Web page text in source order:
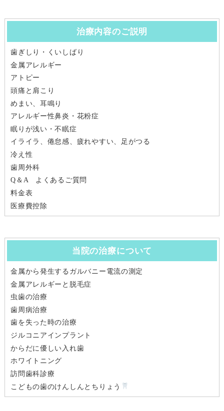
治療内容のご説明
歯ぎしり・くいしばり
金属アレルギー
アトピー
頭痛と肩こり
めまい、耳鳴り
アレルギー性鼻炎・花粉症
眠りが浅い・不眠症
イライラ、倦怠感、疲れやすい、足がつる
冷え性
歯周外科
Q＆A よくあるご質問
料金表
医療費控除
当院の治療について
金属から発生するガルバニー電流の測定
金属アレルギーと脱毛症
虫歯の治療
歯周病治療
歯を失った時の治療
ジルコニアインプラント
からだに優しい入れ歯
ホワイトニング
訪問歯科診療
こどもの歯のけんしんとちりょう